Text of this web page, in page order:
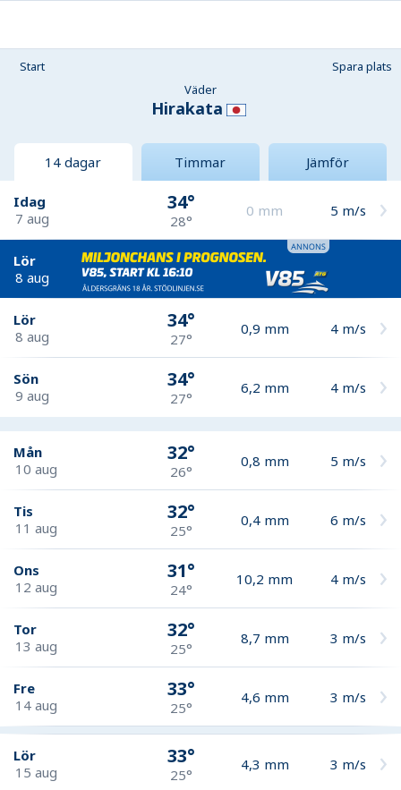
Start
Spara plats
Väder
Hirakata
14 dagar Timmar Jämför
Idag
7 aug
34°
28°
0 mm 5 m/s
Lör
8 aug
Lör
8 aug
34°
27°
0,9 mm 4 m/s
Sön
9 aug
34°
27°
6,2 mm 4 m/s
Mån
10 aug
32°
26°
0,8 mm 5 m/s
Tis
11 aug
32°
25°
0,4 mm 6 m/s
Ons
12 aug
31°
24°
10,2 mm 4 m/s
Tor
13 aug
32°
25°
8,7 mm 3 m/s
Fre
14 aug
33°
25°
4,6 mm 3 m/s
Lör
15 aug
33°
25°
4,3 mm 3 m/s